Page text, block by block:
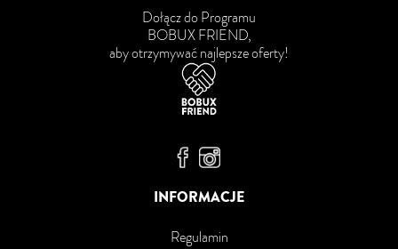
Dołącz do Programu
BOBUX FRIEND,
aby otrzymywać najlepsze oferty!
Bobux Facebook
Bobux Instagram
INFORMACJE
Regulamin